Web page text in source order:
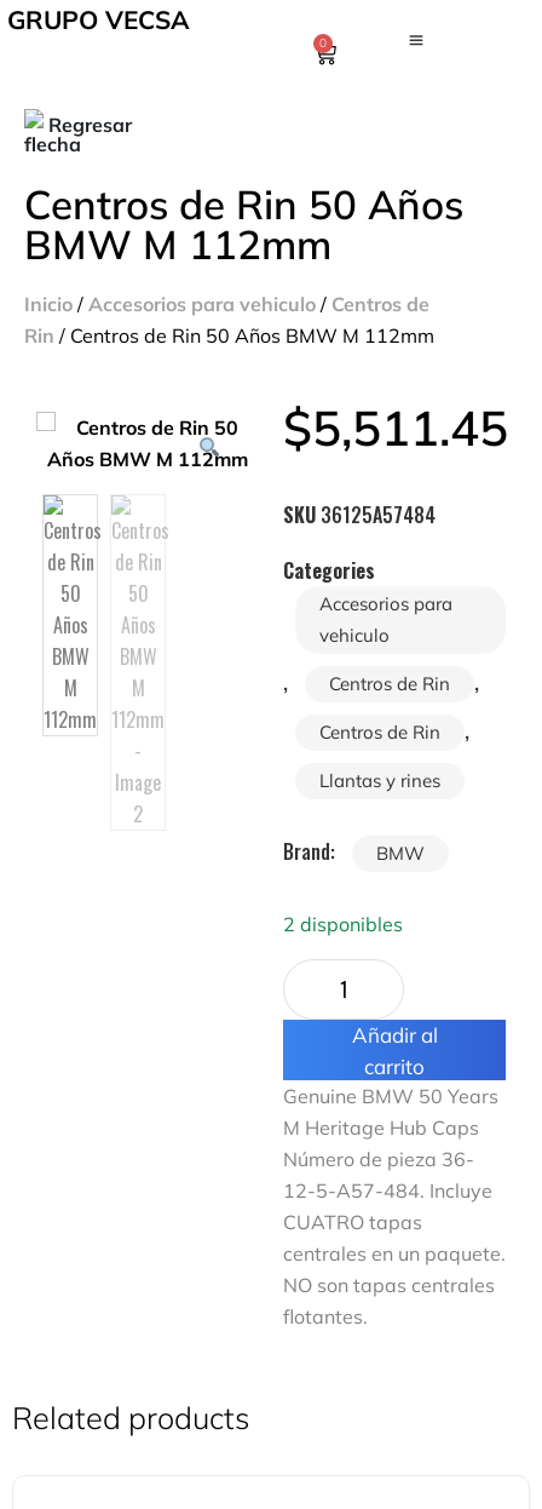
GRUPO VECSA
0
Regresar
Centros de Rin 50 Años
BMW M 112mm
Inicio / Accesorios para vehiculo / Centros de
Rin / Centros de Rin 50 Años BMW M 112mm
$5,511.45
SKU 36125A57484
Categories
Accesorios para
vehiculo
, Centros de Rin ,
Centros de Rin ,
Llantas y rines
Brand: BMW
2 disponibles
Añadir al
carrito
Genuine BMW 50 Years
M Heritage Hub Caps
Número de pieza 36-
12-5-A57-484. Incluye
CUATRO tapas
centrales en un paquete.
NO son tapas centrales
flotantes.
Related products